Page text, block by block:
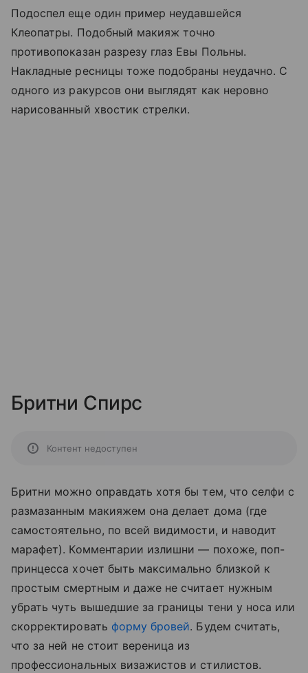
Подоспел еще один пример неудавшейся
Клеопатры. Подобный макияж точно
противопоказан разрезу глаз Евы Польны.
Накладные ресницы тоже подобраны неудачно. С
одного из ракурсов они выглядят как неровно
нарисованный хвостик стрелки.
Бритни Спирс
Контент недоступен
Бритни можно оправдать хотя бы тем, что селфи с
размазанным макияжем она делает дома (где
самостоятельно, по всей видимости, и наводит
марафет). Комментарии излишни — похоже, поп-
принцесса хочет быть максимально близкой к
простым смертным и даже не считает нужным
убрать чуть вышедшие за границы тени у носа или
скорректировать форму бровей. Будем считать,
что за ней не стоит вереница из
профессиональных визажистов и стилистов.